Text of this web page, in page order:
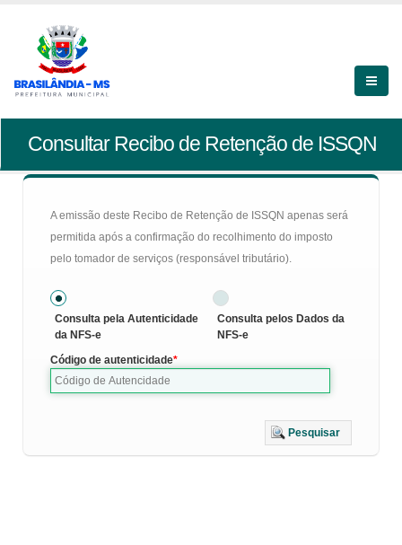
Consultar Recibo de Retenção de ISSQN
A emissão deste Recibo de Retenção de ISSQN apenas será
permitida após a confirmação do recolhimento do imposto
pelo tomador de serviços (responsável tributário).
Consulta pela Autenticidade
da NFS-e
Consulta pelos Dados da
NFS-e
Código de autenticidade
Pesquisar